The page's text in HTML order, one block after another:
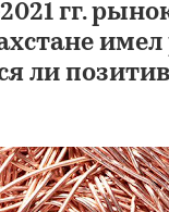
гг.
ли